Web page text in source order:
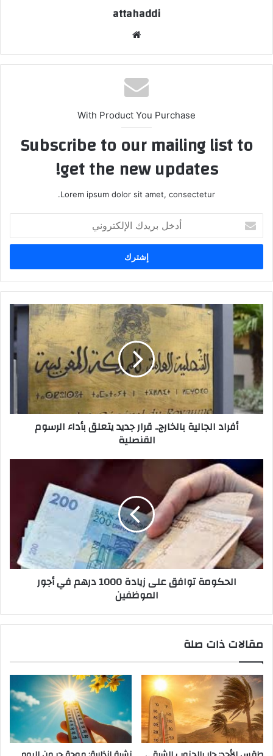
attahaddi
With Product You Purchase
Subscribe to our mailing list to
get the new updates!
Lorem ipsum dolor sit amet, consectetur.
بريدك
الإلكتروني
أفراد الجالية بالخارج.. قرار جديد يتعلق بأداء الرسوم
القنصلية
الحكومة توافق على زيادة 1000 درهم في أجور
الموظفين
مقالات ذات صلة